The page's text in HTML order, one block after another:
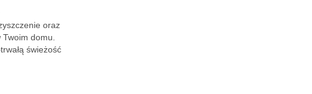
oraz
domu.
świeżość